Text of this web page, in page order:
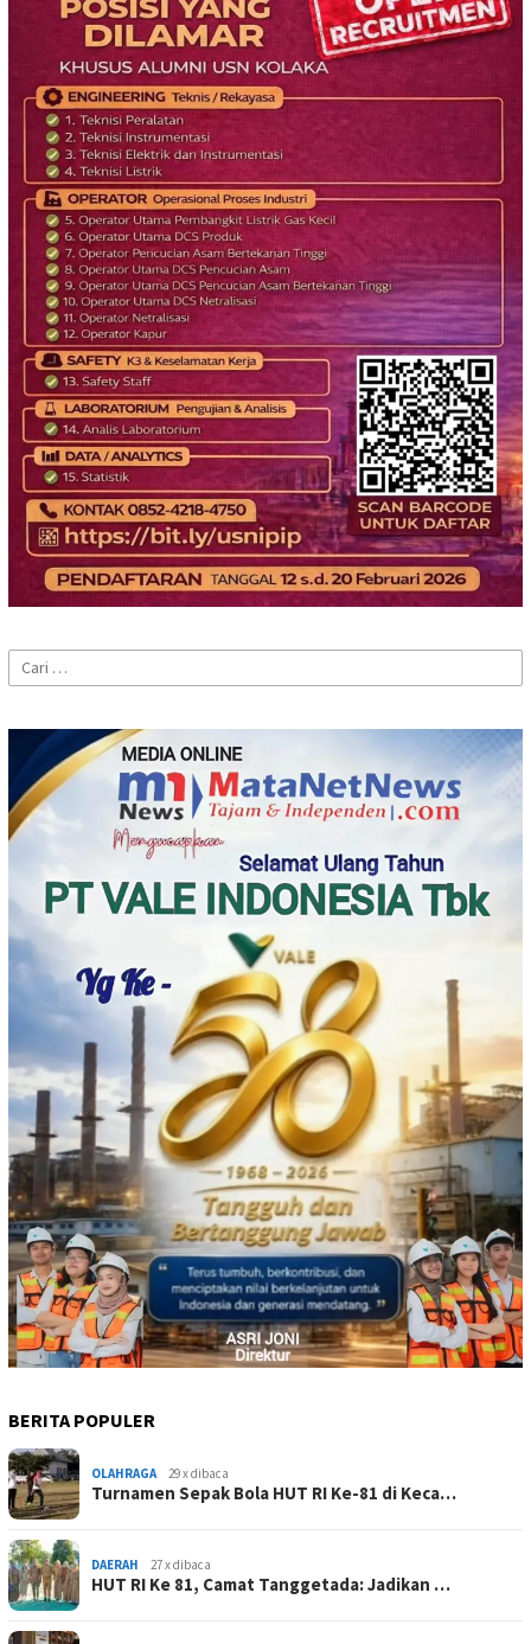
Cari
untuk:
BERITA POPULER
OLAHRAGA 29 x dibaca
Turnamen Sepak Bola HUT RI Ke-81 di Keca…
DAERAH 27 x dibaca
HUT RI Ke 81, Camat Tanggetada: Jadikan …